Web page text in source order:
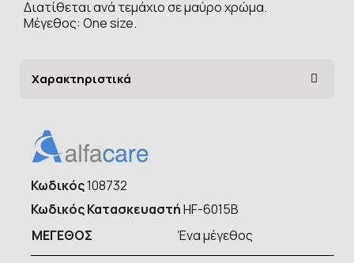
Διατίθεται ανά τεμάχιο σε μαύρο χρώμα.
Μέγεθος: One size.
Χαρακτηριστικά
Κωδικός108732
Κωδικός ΚατασκευαστήHF-6015B
ΜΕΓΕΘΟΣ
Ένα μέγεθος